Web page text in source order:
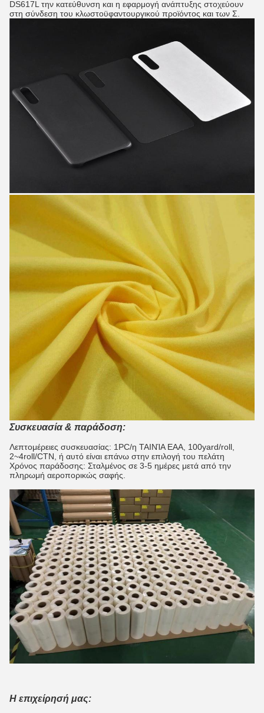
DS617L την κατεύθυνση και η εφαρμογή ανάπτυξης στοχεύουν
στη σύνδεση του κλωστοϋφαντουργικού προϊόντος και των Σ.
Συσκευασία & παράδοση:
Λεπτομέρειες συσκευασίας: 1PC/η ΤΑΙΝΊΑ EAA, 100yard/roll,
2~4roll/CTN, ή αυτό είναι επάνω στην επιλογή του πελάτη
Χρόνος παράδοσης: Σταλμένος σε 3-5 ημέρες μετά από την
πληρωμή αεροπορικώς σαφής.
Η επιχείρησή μας: